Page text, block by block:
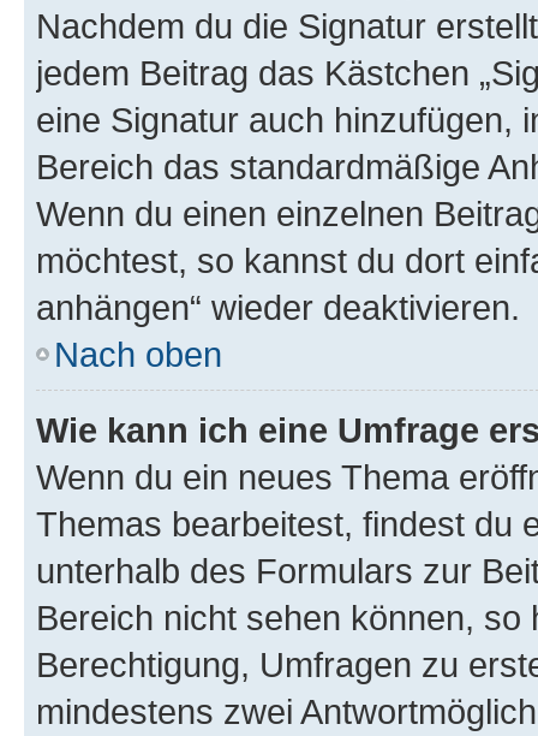
Nachdem du die Signatur
jedem Beitrag das Kästchen
eine Signatur auch hinzufügen,
Bereich das standardmäßige
Wenn du einen einzelnen
möchtest, so kannst du dort
anhängen“ wieder deaktivieren.
Nach oben
Wie kann ich eine Umfrage
Wenn du ein neues Thema
Themas bearbeitest, findest du
unterhalb des Formulars zur
Bereich nicht sehen können,
Berechtigung, Umfragen zu
mindestens zwei